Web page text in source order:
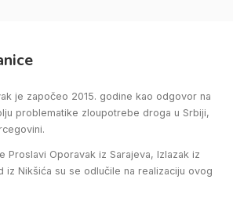
je započeo 2015. godine kao odgovor na
problematike zloupotrebe droga u Srbiji,
Proslavi Oporavak iz Sarajeva, Izlazak iz
iz Nikšića su se odlučile na realizaciju ovog